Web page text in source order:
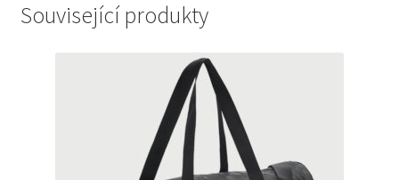
Související produkty